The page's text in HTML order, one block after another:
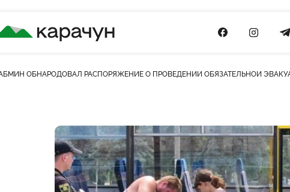
ПОСИЛАННЯ НА
ОБНАРОДОВАЛ РАСПОРЯЖЕНИЕ О ПРОВЕДЕНИИ ОБЯЗАТЕЛЬНОЙ